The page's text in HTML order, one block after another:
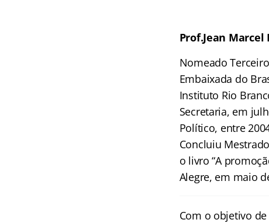
Prof.Jean Marcel
Nomeado
Embaixada do
Instituto Rio
Secretaria, em
Político, entre
Concluiu
o livro “A
Alegre, em maio
Com o objetivo